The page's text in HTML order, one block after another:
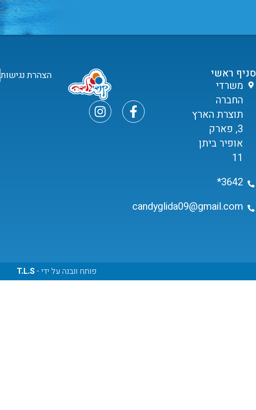
סניף ראשי
משרדי
החברה
תוצרת הארץ
3, פארק
אופיר ביתן
11
3642*
candyglida09@gmail.com
הצהרת נגישות
פותח ונבנה על ידי -T.L.S